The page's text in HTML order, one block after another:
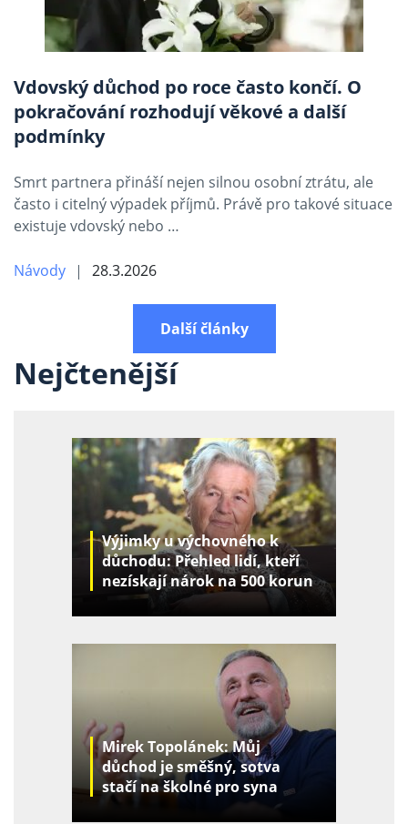
Vdovský důchod po roce často končí. O
pokračování rozhodují věkové a další
podmínky
Smrt partnera přináší nejen silnou osobní ztrátu, ale
často i citelný výpadek příjmů. Právě pro takové situace
existuje vdovský nebo …
Návody 28.3.2026
Další články
Nejčtenější
Výjimky u výchovného k
důchodu: Přehled lidí, kteří
nezískají nárok na 500 korun
za děti
Mirek Topolánek: Můj
důchod je směšný, sotva
stačí na školné pro syna